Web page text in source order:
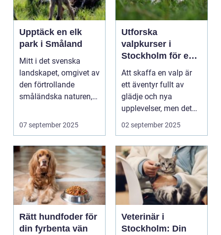
Upptäck en elk
park i Småland
Mitt i det svenska
landskapet, omgivet av
den förtrollande
småländska naturen,
07 september 2025
Utforska
valpkurser i
Stockholm för en
lycklig och
välanpassad valp
Att skaffa en valp är
ett äventyr fullt av
glädje och nya
upplevelser, men det
st&aum...
02 september 2025
Rätt hundfoder för
din fyrbenta vän
Veterinär i
Stockholm: Din